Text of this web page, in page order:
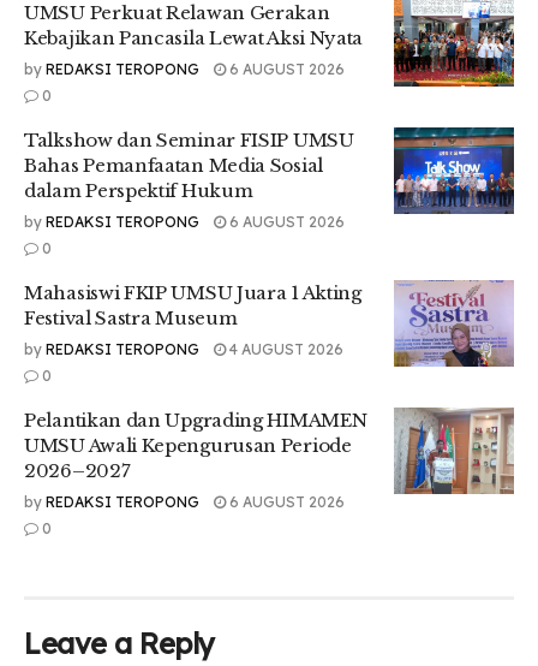
UMSU Perkuat Relawan Gerakan
Kebajikan Pancasila Lewat Aksi Nyata
by REDAKSI TEROPONG
6 AUGUST 2026
0
Talkshow dan Seminar FISIP UMSU
Bahas Pemanfaatan Media Sosial
dalam Perspektif Hukum
by REDAKSI TEROPONG
6 AUGUST 2026
0
Mahasiswi FKIP UMSU Juara 1 Akting
Festival Sastra Museum
by REDAKSI TEROPONG
4 AUGUST 2026
0
Pelantikan dan Upgrading HIMAMEN
UMSU Awali Kepengurusan Periode
2026–2027
by REDAKSI TEROPONG
6 AUGUST 2026
0
Leave a Reply